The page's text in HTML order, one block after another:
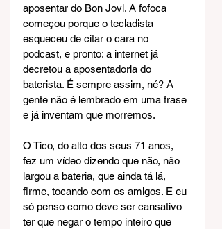
aposentar do Bon Jovi. A fofoca
começou porque o tecladista
esqueceu de citar o cara no
podcast, e pronto: a internet já
decretou a aposentadoria do
baterista. É sempre assim, né? A
gente não é lembrado em uma frase
e já inventam que morremos.
O Tico, do alto dos seus 71 anos,
fez um vídeo dizendo que não, não
largou a bateria, que ainda tá lá,
firme, tocando com os amigos. E eu
só penso como deve ser cansativo
ter que negar o tempo inteiro que